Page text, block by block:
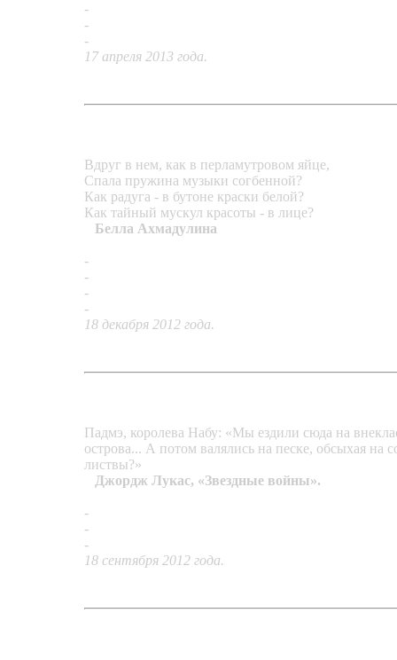
-
-
-
17 апреля 2013 года.
Вдруг в нем, как в перламутровом яйце,
Спала пружина музыки согбенной?
Как радуга - в бутоне краски белой?
Как тайный мускул красоты - в лице?
Белла Ахмадулина
-
-
-
-
18 декабря 2012 года.
Падмэ, королева Набу: «Мы ездили сюда на
острова... А потом валялись на песке, обсыхая
листвы?»
Джордж Лукас, «Звездные войны».
-
-
-
18 сентября 2012 года.